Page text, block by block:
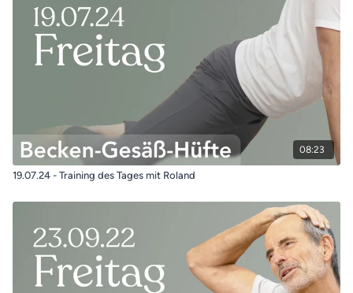
08:23
19.07.24 - Training des Tages mit Roland